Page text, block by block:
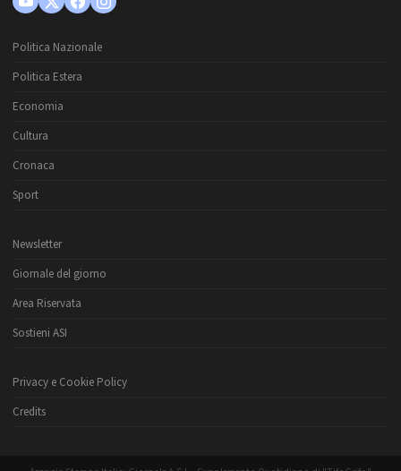
Politica Nazionale
Politica Estera
Economia
Cultura
Cronaca
Sport
Newsletter
Giornale del giorno
Area Riservata
Sostieni ASI
Privacy e Cookie Policy
Credits